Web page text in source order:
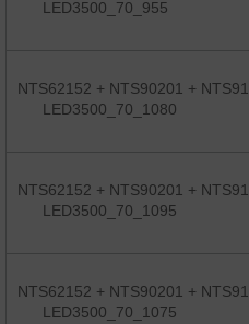
LED3500_70_955
NTS62152 + NTS90201 +
LED3500_70_1080
NTS62152 + NTS90201 +
LED3500_70_1095
NTS62152 + NTS90201 +
LED3500_70_1075